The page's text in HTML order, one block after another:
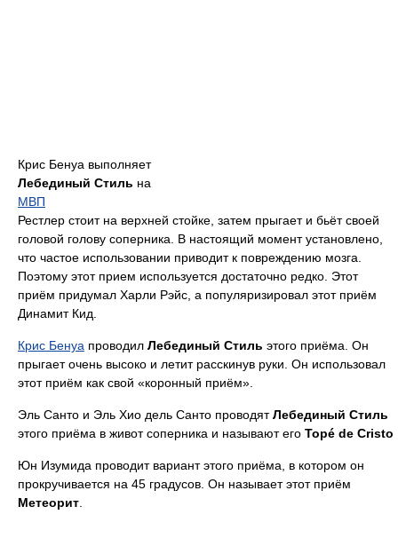
Крис Бенуа выполняет
Лебединый Стиль на
МВП
Рестлер стоит на верхней стойке, затем прыгает и бьёт своей
головой голову соперника. В настоящий момент установлено,
что частое использовании приводит к повреждению мозга.
Поэтому этот прием используется достаточно редко. Этот
приём придумал Харли Рэйс, а популяризировал этот приём
Динамит Кид.
Крис Бенуа проводил Лебединый Стиль этого приёма. Он
прыгает очень высоко и летит расскинув руки. Он использовал
этот приём как свой «коронный приём».
Эль Санто и Эль Хио дель Санто проводятЛебединый Стиль
этого приёма в живот соперника и называют его Topé de Cristo
Юн Изумида проводит вариант этого приёма, в котором он
прокручивается на 45 градусов. Он называет этот приём
Метеорит